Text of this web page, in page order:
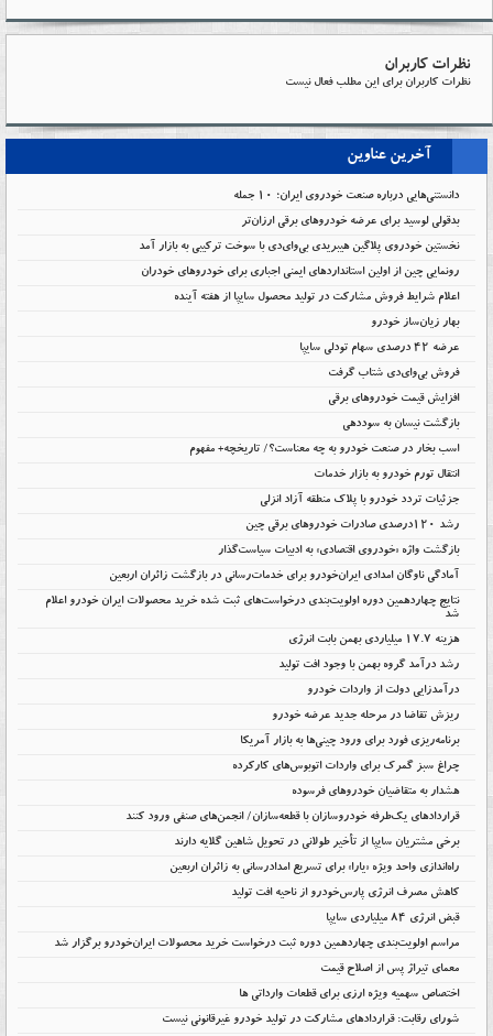
نظرات کاربران
نظرات کاربران برای این مطلب فعال نیست
آخرین عناوین
دانستنی‌هایی درباره صنعت خودروی ایران؛ ۱۰ جمله
بدقولی لوسید برای عرضه خودروهای برقی ارزان‌تر
نخستین خودروی پلاگین هیبریدی بی‌وای‌دی با سوخت ترکیبی به بازار آمد
رونمایی چین از اولین استانداردهای ایمنی اجباری برای خودروهای خودران
اعلام شرایط فروش مشارکت در تولید محصول سایپا از هفته آینده
بهار زیان‌ساز خودرو
عرضه ۴۲ درصدی سهام تودلی سایپا
فروش بی‌وای‌دی شتاب گرفت
افزایش قیمت خودروهای برقی
بازگشت نیسان به سوددهی
اسب بخار در صنعت خودرو به چه معناست؟/ تاریخچه+ مفهوم
انتقال تورم خودرو به بازار خدمات
جزئیات تردد خودرو با پلاک منطقه آزاد انزلی
رشد ۱۲۰درصدی صادرات خودروهای برقی چین
بازگشت واژه «خودروی اقتصادی» به ادبیات سیاست‌گذار
آمادگی ناوگان امدادی ایران‌خودرو برای خدمات‌رسانی در بازگشت زائران اربعین
نتایج چهاردهمین دوره اولویت‌بندی درخواست‌های ثبت شده خرید محصولات ایران خودرو اعلام
شد
هزینه ۱۷.۷ میلیاردی بهمن بابت انرژی
رشد درآمد گروه بهمن با وجود افت تولید
درآمدزایی دولت از واردات خودرو
ریزش تقاضا در مرحله جدید عرضه خودرو
برنامه‌ریزی فورد برای ورود چینی‌ها به بازار آمریکا
چراغ سبز گمرک برای واردات اتوبوس‌های کارکرده
هشدار به متقاضیان خودروهای فرسوده
قراردادهای یک‌طرفه خودروسازان با قطعه‌سازان/ انجمن‌های صنفی ورود کنند
برخی مشتریان سایپا از تأخیر طولانی در تحویل شاهین گلایه دارند
راه‌اندازی واحد ویژه «یارا» برای تسریع امدادرسانی به زائران اربعین
کاهش مصرف انرژی پارس‌خودرو از ناحیه افت تولید
قبض انرژی ۸۴ میلیاردی سایپا
مراسم اولویت‌بندی چهاردهمین دوره ثبت درخواست خرید محصولات ایران‌خودرو برگزار شد
معمای تیراژ پس از اصلاح قیمت
اختصاص سهمیه ویژه ارزی برای قطعات وارداتی ها
شورای رقابت: قراردادهای مشارکت در تولید خودرو غیرقانونی نیست